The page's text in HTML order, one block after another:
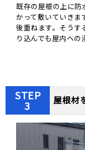
既存の屋根の上に防
かって敷いていき
後重ねます。そうす
り込んでも屋内への
STEP
3 屋根材